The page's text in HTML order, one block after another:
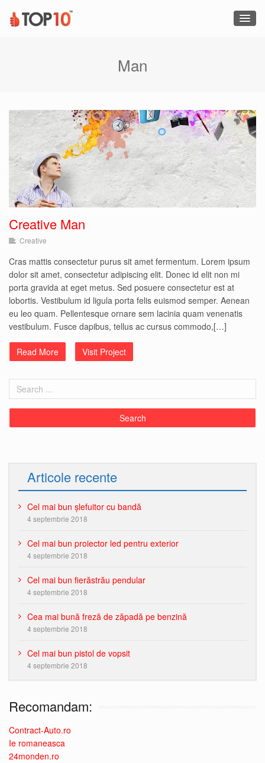
Man
Creative Man
Creative
Creative Man
Creative
Cras mattis consectetur purus sit amet fermentum. Lorem ipsum
dolor sit amet, consectetur adipiscing elit. Donec id elit non mi
porta gravida at eget metus. Sed posuere consectetur est at
lobortis. Vestibulum id ligula porta felis euismod semper. Aenean
eu leo quam. Pellentesque ornare sem lacinia quam venenatis
vestibulum. Fusce dapibus, tellus ac cursus commodo,[…]
Read More Visit Project
Articole recente
Cel mai bun șlefuitor cu bandă
4 septembrie 2018
Cel mai bun proiector led pentru exterior
4 septembrie 2018
Cel mai bun fierăstrău pendular
4 septembrie 2018
Cea mai bună freză de zăpadă pe benzină
4 septembrie 2018
Cel mai bun pistol de vopsit
4 septembrie 2018
Recomandam:
Contract-Auto.ro
Ie romaneasca
24monden.ro